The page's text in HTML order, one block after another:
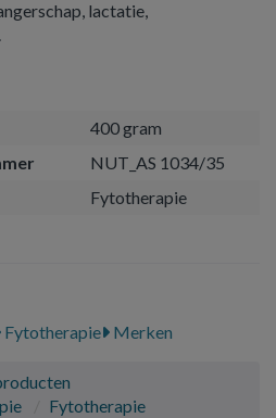
lactatie,
400 gram
NUT_AS 1034/35
Fytotherapie
Fytotherapie Merken
Fytotherapie